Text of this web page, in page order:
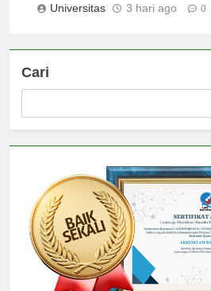
Universitas 3 hari ago 0
Cari